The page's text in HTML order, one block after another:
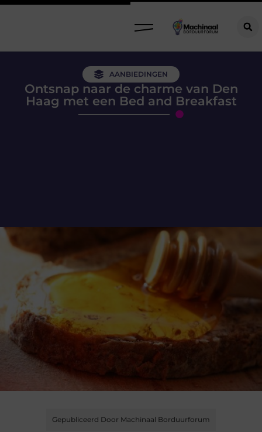
AANBIEDINGEN
Ontsnap naar de charme van Den
Haag met een Bed and Breakfast
Gepubliceerd Door Machinaal Borduurforum